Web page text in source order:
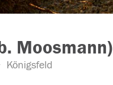
Moosmann)
Königsfeld